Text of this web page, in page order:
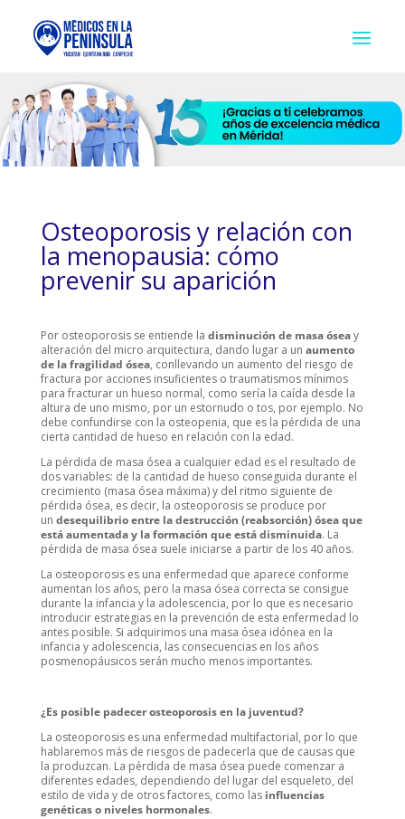
Osteoporosis y relación con
la menopausia: cómo
prevenir su aparición
Por osteoporosis se entiende la disminución de masa óseay
alteración del micro arquitectura, dando lugar a un aumento
de la fragilidad ósea, conllevando un aumento del riesgo de
fractura por acciones insuficientes o traumatismos mínimos
para fracturar un hueso normal, como sería la caída desde la
altura de uno mismo, por un estornudo o tos, por ejemplo. No
debe confundirse con la osteopenia, que es la pérdida de una
cierta cantidad de hueso en relación con la edad.
La pérdida de masa ósea a cualquier edad es el resultado de
dos variables: de la cantidad de hueso conseguida durante el
crecimiento (masa ósea máxima) y del ritmo siguiente de
pérdida ósea, es decir, la osteoporosis se produce por
un desequilibrio entre la destrucción (reabsorción) ósea que
está aumentada y la formación que está disminuida. La
pérdida de masa ósea suele iniciarse a partir de los 40 años.
La osteoporosis es una enfermedad que aparece conforme
aumentan los años, pero la masa ósea correcta se consigue
durante la infancia y la adolescencia, por lo que es necesario
introducir estrategias en la prevención de esta enfermedad lo
antes posible. Si adquirimos una masa ósea idónea en la
infancia y adolescencia, las consecuencias en los años
posmenopáusicos serán mucho menos importantes.
¿Es posible padecer osteoporosis en la juventud?
La osteoporosis es una enfermedad multifactorial, por lo que
hablaremos más de riesgos de padecerla que de causas que
la produzcan. La pérdida de masa ósea puede comenzar a
diferentes edades, dependiendo del lugar del esqueleto, del
estilo de vida y de otros factores, como lasinfluencias
genéticas o niveles hormonales.